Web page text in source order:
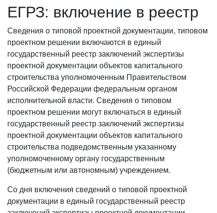
ЕГРЗ: включение в реестр
Сведения о типовой проектной документации, типовом
проектном решении включаются в единый
государственный реестр заключений экспертизы
проектной документации объектов капитального
строительства уполномоченным Правительством
Российской Федерации федеральным органом
исполнительной власти. Сведения о типовом
проектном решении могут включаться в единый
государственный реестр заключений экспертизы
проектной документации объектов капитального
строительства подведомственным указанному
уполномоченному органу государственным
(бюджетным или автономным) учреждением.
Со дня включения сведений о типовой проектной
документации в единый государственный реестр